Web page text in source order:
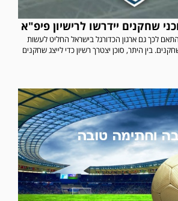
שחקנים יידרשו לרישיון פיפ"א
לכך גם ארגון הכדורגל בישראל החליט לעשות
בין היתר, סוכן יצטרך רשיון כדי לייצג שחקנים